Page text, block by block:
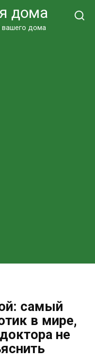
дома
вашего дома
самый
в мире,
не